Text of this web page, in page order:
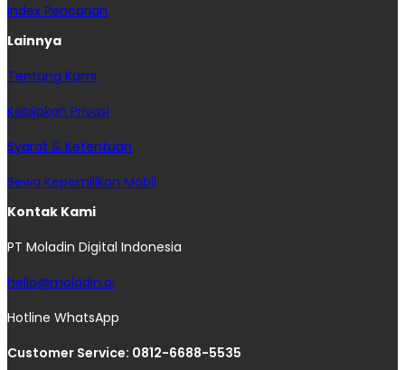
Index Pencarian
Lainnya
Tentang Kami
Kebijakan Privasi
Syarat & Ketentuan
Sewa Kepemilikan Mobil
Kontak Kami
PT Moladin Digital Indonesia
hello@moladin.ai
Hotline WhatsApp
Customer Service: 0812-6688-5535